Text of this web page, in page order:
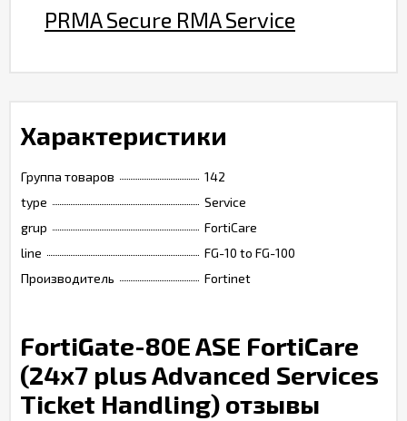
PRMA Secure RMA Service
Характеристики
Группа товаров
142
type
Service
grup
FortiCare
line
FG-10 to FG-100
Производитель
Fortinet
FortiGate-80E ASE FortiCare
(24x7 plus Advanced Services
Ticket Handling) отзывы